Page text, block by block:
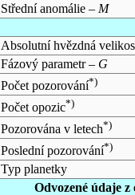
Střední anomálie – M
Absolutní hvězdná
Fázový parametr – G
Počet pozorování*)
Počet opozic*)
Pozorována v letech*)
Poslední pozorování*)
Typ planetky
Odvozené údaje